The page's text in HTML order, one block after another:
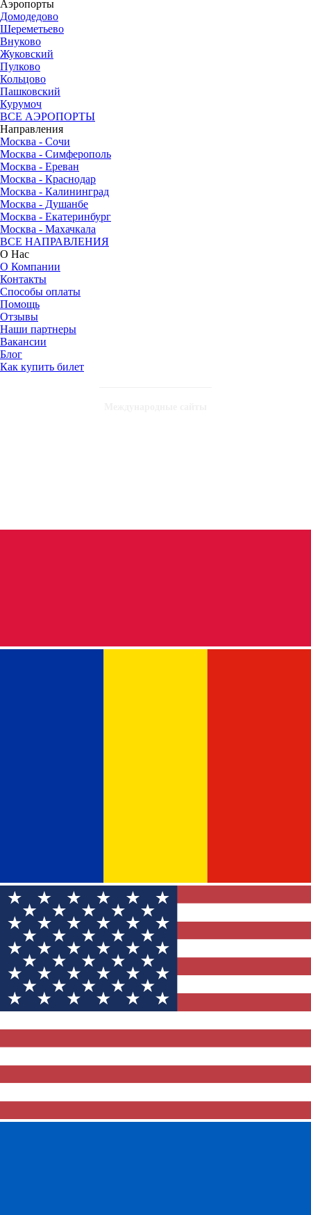
Аэропорты
Домодедово
Шереметьево
Внуково
Жуковский
Пулково
Кольцово
Пашковский
Курумоч
ВСЕ АЭРОПОРТЫ
Направления
Москва - Сочи
Москва - Симферополь
Москва - Ереван
Москва - Краснодар
Москва - Калининград
Москва - Душанбе
Москва - Екатеринбург
Москва - Махачкала
ВСЕ НАПРАВЛЕНИЯ
О Нас
О Компании
Контакты
Способы оплаты
Помощь
Отзывы
Наши партнеры
Вакансии
Блог
Как купить билет